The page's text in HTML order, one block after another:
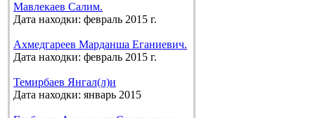
Мавлекаев Салим.
Дата находки: февраль 2015 г.
Ахмедгареев Марданша Еганиевич.
Дата находки: февраль 2015 г.
Темирбаев Янгал(л)и
Дата находки: январь 2015